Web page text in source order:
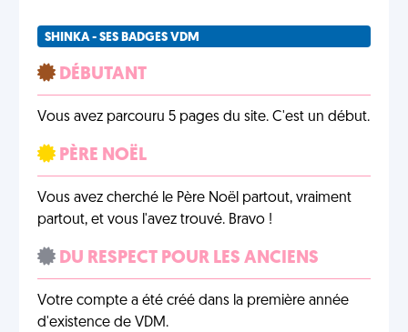
SHINKA - SES BADGES VDM
DÉBUTANT
Vous avez parcouru 5 pages du site. C'est un début.
PÈRE NOËL
Vous avez cherché le Père Noël partout, vraiment
partout, et vous l'avez trouvé. Bravo !
DU RESPECT POUR LES ANCIENS
Votre compte a été créé dans la première année
d'existence de VDM.